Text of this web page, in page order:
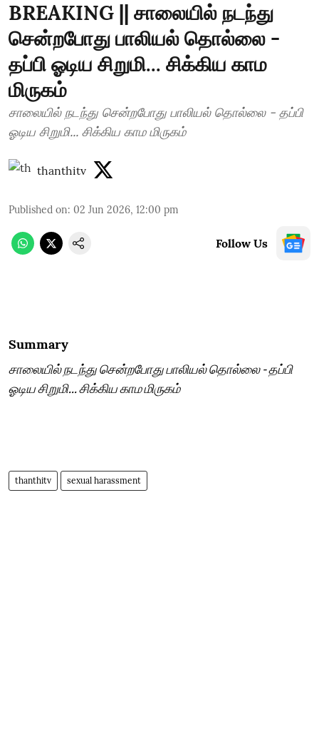
BREAKING || சாலையில் நடந்து
சென்றபோது பாலியல் தொல்லை -
தப்பி ஓடிய சிறுமி... சிக்கிய காம
மிருகம்
சாலையில் நடந்து சென்றபோது பாலியல் தொல்லை - தப்பி
ஓடிய சிறுமி... சிக்கிய காம மிருகம்
thanthitv
Published on: 02 Jun 2026, 12:00 pm
Follow Us
Summary
சாலையில் நடந்து சென்றபோது பாலியல் தொல்லை - தப்பி
ஓடிய சிறுமி... சிக்கிய காம மிருகம்
thanthitv sexual harassment